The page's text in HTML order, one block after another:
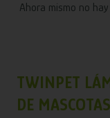
Ahora mismo no
TWINPET
DE MASCOTAS